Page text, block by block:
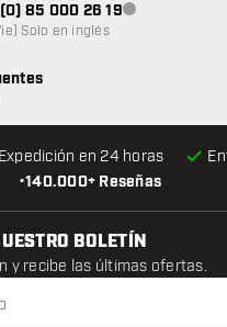
•140.000+ Reseñas
en 24 horas
85 000 26 19Atención al
Solo en inglés
BOLETÍN
y recibe las últimas ofertas.